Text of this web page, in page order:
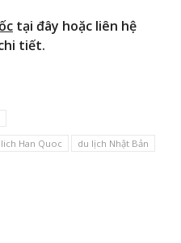
tại đây hoặc liên hệ
tiết.
Han Quoc
du lịch Nhật Bản